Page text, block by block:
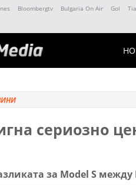
Bloombergtv Bulgaria On Air Gol
сериозно
за Model S